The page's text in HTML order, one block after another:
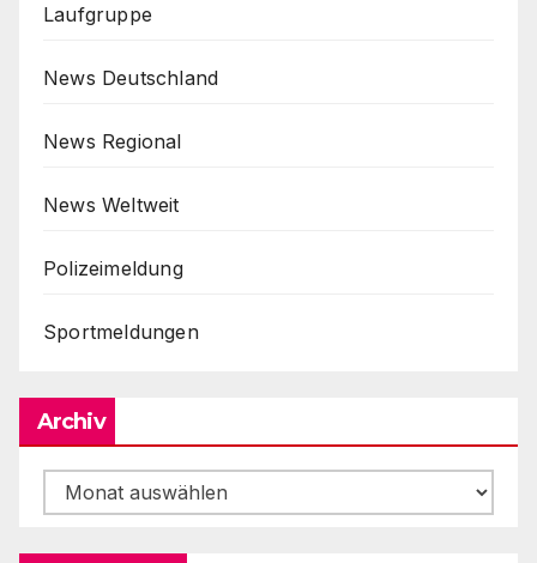
Laufgruppe
News Deutschland
News Regional
News Weltweit
Polizeimeldung
Sportmeldungen
Archiv
Archiv